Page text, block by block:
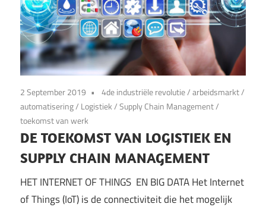
2 September 2019 4de industriële revolutie/arbeidsmarkt/
automatisering/ Logistiek/Supply Chain Management/
toekomst van werk
DE TOEKOMST VAN LOGISTIEK EN
SUPPLY CHAIN MANAGEMENT
HET INTERNET OF THINGS EN BIG DATA Het Internet
of Things (IoT) is de connectiviteit die het mogelijk